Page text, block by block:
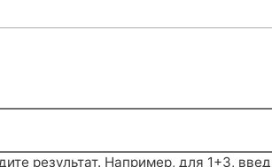
результат. Например, для 1+3,